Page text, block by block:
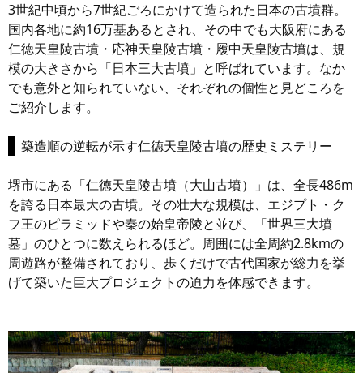
3世紀中頃から7世紀ごろにかけて造られた日本の古墳群。
国内各地に約16万基あるとされ、その中でも大阪府にある
仁徳天皇陵古墳・応神天皇陵古墳・履中天皇陵古墳は、規
模の大きさから「日本三大古墳」と呼ばれています。なか
でも意外と知られていない、それぞれの個性と見どころを
ご紹介します。
築造順の逆転が示す仁徳天皇陵古墳の歴史ミステリー
堺市にある「仁徳天皇陵古墳（大山古墳）」は、全長486m
を誇る日本最大の古墳。その壮大な規模は、エジプト・ク
フ王のピラミッドや秦の始皇帝陵と並び、「世界三大墳
墓」のひとつに数えられるほど。周囲には全周約2.8kmの
周遊路が整備されており、歩くだけで古代国家が総力を挙
げて築いた巨大プロジェクトの迫力を体感できます。